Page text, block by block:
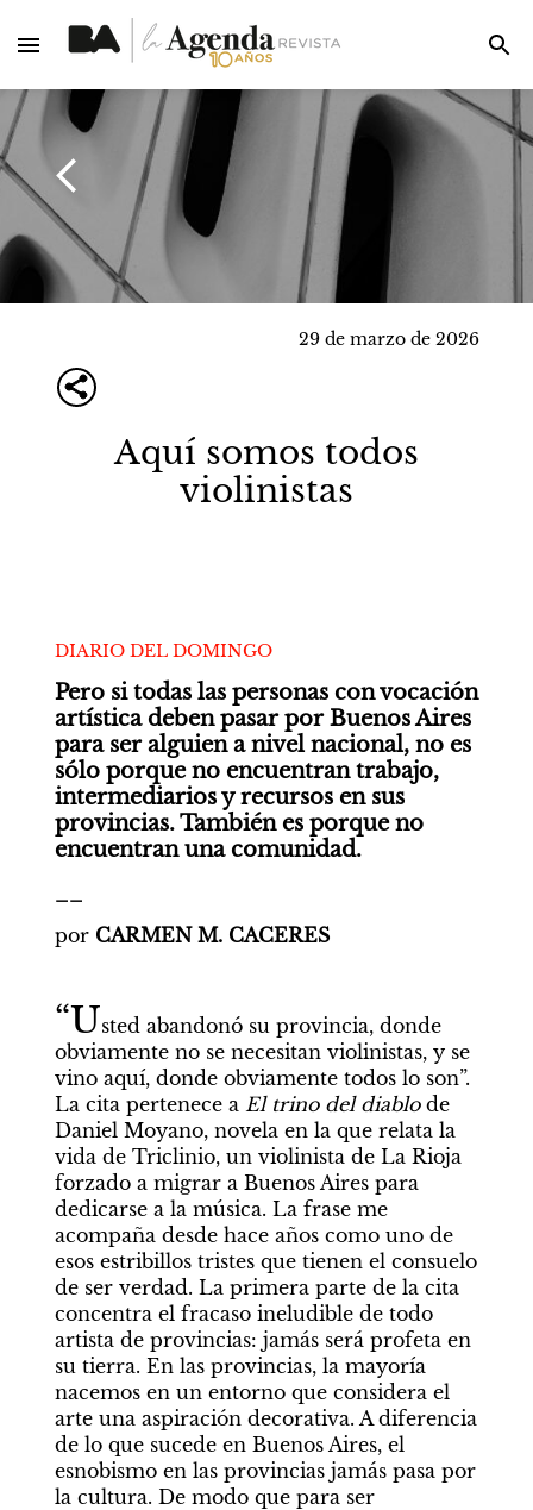
29 de marzo de 2026
Aquí somos todos
violinistas
DIARIO DEL DOMINGO
Pero si todas las personas con vocación
artística deben pasar por Buenos Aires
para ser alguien a nivel nacional, no es
sólo porque no encuentran trabajo,
intermediarios y recursos en sus
provincias. También es porque no
encuentran una comunidad.
por CARMEN M. CACERES
“Usted abandonó su provincia, donde
obviamente no se necesitan violinistas, y se
vino aquí, donde obviamente todos lo son”.
La cita pertenece a El trino del diablo de
Daniel Moyano, novela en la que relata la
vida de Triclinio, un violinista de La Rioja
forzado a migrar a Buenos Aires para
dedicarse a la música. La frase me
acompaña desde hace años como uno de
esos estribillos tristes que tienen el consuelo
de ser verdad. La primera parte de la cita
concentra el fracaso ineludible de todo
artista de provincias: jamás será profeta en
su tierra. En las provincias, la mayoría
nacemos en un entorno que considera el
arte una aspiración decorativa. A diferencia
de lo que sucede en Buenos Aires, el
esnobismo en las provincias jamás pasa por
la cultura. De modo que para ser